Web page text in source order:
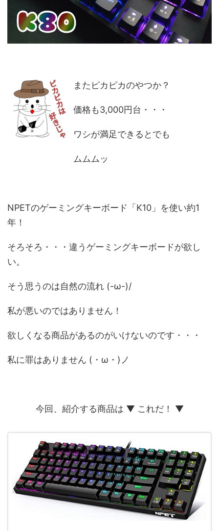
またピカピカのやつか？
価格も3,000円台・・・
ワシが満足できるとでも
ムムムッ
NPETのゲーミングキーボード「K10」を使い約1
年！
そろそろ・・・違うゲーミングキーボードが欲し
い。
そう思うのは自然の流れ (-ω-)/
私が悪いのではありません！
欲しくなる商品があるのがいけないのです・・・
私に罪はありません (・ω・)ノ
今回、紹介する商品は ▼ これだ！ ▼